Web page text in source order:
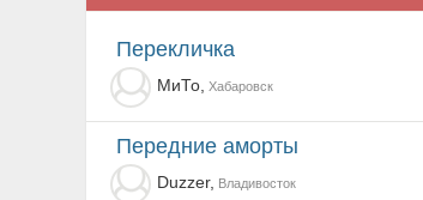
Перекличка
МиТо, Хабаровск
передние аморты
Duzzer, Владивосток